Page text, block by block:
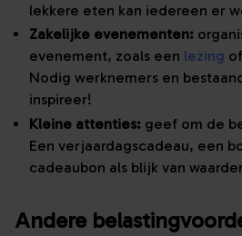
lekkere eten kan iedereen er
Zakelijke evenementen:
evenement, zoals een lezing
Nodig werknemers en
inspireer!
Kleine attenties: geef om de
Een verjaardagscadeau, een
cadeaubon als blijk van
Andere